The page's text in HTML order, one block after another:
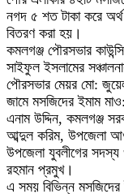
নগদ ৫ শত টাকা করে অর্থ
বিতরণ করা হয়।
কমলগঞ্জ পৌরসভার
সাইফুল ইসলামের
পৌরসভার মেয়র মো:
জামে মসজিদের ইমাম
এনাম উদ্দিন, কমলগঞ্জ
আব্দুল করিম, উপজেলা
উপজেলা যুবলীগের সদস্য
রহমান প্রমুখ।
এ সময় বিভিন্ন মসজিদের